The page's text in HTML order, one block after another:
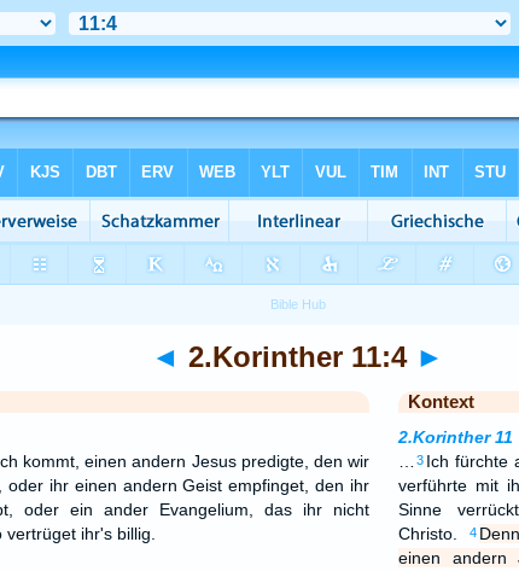
◄ 2.Korinther 11:4 ►
kommt, einen andern Jesus predigte, den wir
oder ihr einen andern Geist empfinget, den ihr
oder ein ander Evangelium, das ihr nicht
ihr's billig.
Kontext
2.Korinther 11
3 Ich fürchte
verführte mit
Sinne
Christo.
4
einen andern